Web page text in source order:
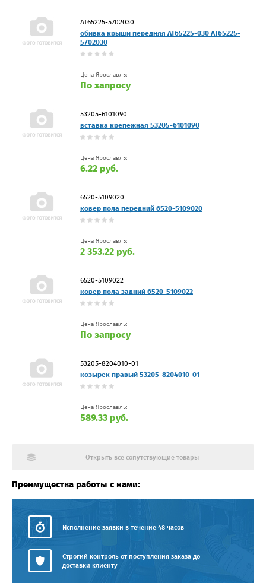
АТ65225-5702030
обивка крыши передняя АТ65225-030 АТ65225-
5702030
Цена Ярославль:
По запросу
53205-6101090
вставка крепежная 53205-6101090
Цена Ярославль:
6.22 руб.
6520-5109020
ковер пола передний 6520-5109020
Цена Ярославль:
2 353.22 руб.
6520-5109022
ковер пола задний 6520-5109022
Цена Ярославль:
По запросу
53205-8204010-01
козырек правый 53205-8204010-01
Цена Ярославль:
589.33 руб.
Открыть все сопутствующие товары
Преимущества работы с нами:
Исполнение заявки в течение 48 часов
Строгий контроль от поступления заказа до
доставки клиенту